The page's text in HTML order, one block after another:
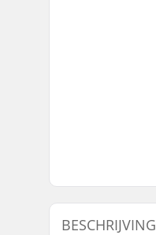
BESCHRIJVING